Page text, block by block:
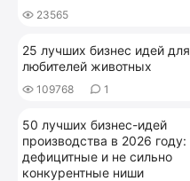
23565
25 лучших бизнес идей для
любителей животных
109768 1
50 лучших бизнес-идей
производства в 2026 году:
дефицитные и не сильно
конкурентные ниши